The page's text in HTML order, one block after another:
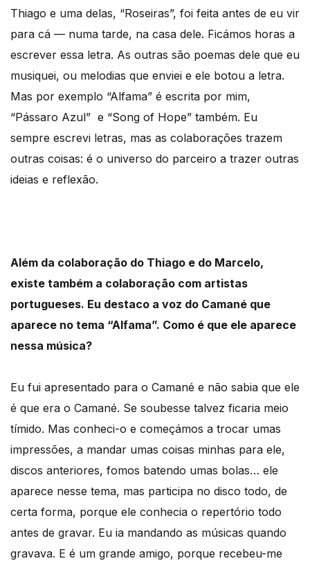
Thiago e uma delas, “Roseiras”, foi feita antes de eu vir
para cá — numa tarde, na casa dele. Ficámos horas a
escrever essa letra. As outras são poemas dele que eu
musiquei, ou melodias que enviei e ele botou a letra.
Mas por exemplo “Alfama” é escrita por mim,
“Pássaro Azul” e “Song of Hope” também. Eu
sempre escrevi letras, mas as colaborações trazem
outras coisas: é o universo do parceiro a trazer outras
ideias e reflexão.
Além da colaboração do Thiago e do Marcelo,
existe também a colaboração com artistas
portugueses. Eu destaco a voz do Camané que
aparece no tema “Alfama”. Como é que ele aparece
nessa música?
Eu fui apresentado para o Camané e não sabia que ele
é que era o Camané. Se soubesse talvez ficaria meio
tímido. Mas conheci-o e começámos a trocar umas
impressões, a mandar umas coisas minhas para ele,
discos anteriores, fomos batendo umas bolas… ele
aparece nesse tema, mas participa no disco todo, de
certa forma, porque ele conhecia o repertório todo
antes de gravar. Eu ia mandando as músicas quando
gravava. E é um grande amigo, porque recebeu-me